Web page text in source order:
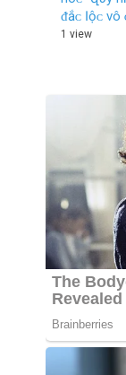
ᵭắᴄ‌ Ӏộᴄ‌
1 view